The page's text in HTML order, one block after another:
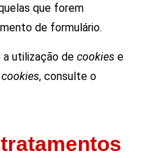
que forem
de formulário.
a utilização de cookies e
cookies, consulte o